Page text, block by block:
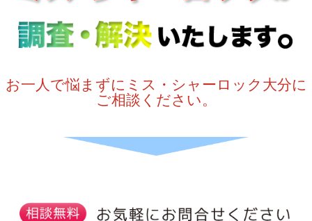
お一人で悩まずにミス・シャーロック大分に
ご相談ください。